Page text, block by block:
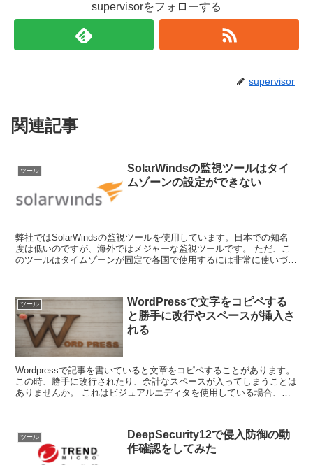
supervisorをフォローする
supervisor
関連記事
ツール
SolarWindsの監視ツールはタイ
ムゾーンの設定ができない
弊社ではSolarWindsの監視ツールを使用しています。日本での知名
度は低いのですが、海外ではメジャーな監視ツールです。 ただ、こ
のツールはタイムゾーンが固定で各国で使用するには非常に使いづら
ツール
WordPressで文字をコピペする
と勝手に改行やスペースが挿入さ
れる
Wordpressで記事を書いていると文章をコピペすることがあります。
この時、勝手に改行されたり、余計なスペースが入ってしまうことは
ありませんか。 これはビジュアルエディタを使用している場合、コ
ツール
DeepSecurity12で侵入防御の動
作確認をしてみた